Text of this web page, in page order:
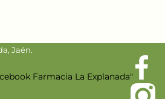
Jaén.
Farmacia La Explanada"